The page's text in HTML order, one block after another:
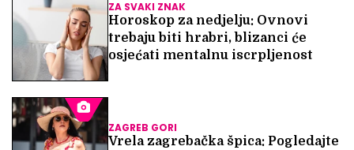
ZA SVAKI ZNAK
Horoskop za nedjelju: Ovnovi
trebaju biti hrabri, blizanci će
osjećati mentalnu iscrpljenost
ZAGREB GORI
Vrela zagrebačka špica: Pogledajte